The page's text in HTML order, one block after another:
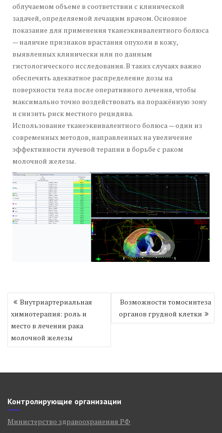
облучаемом объеме в соответствии с клинической
задачей, определяемой лечащим врачом. Основное
показание для применения тканеэквивалентного болюса
— наличие признаков врастания опухоли в кожу,
выявленных клинически или по данным
гистологического исследования. В таких случаях важно
обеспечить адекватное распределение дозы на
поверхности тела после оперативного лечения, чтобы
максимально точно воздействовать на поражённую зону
и снизить риск местного рецидива.
Использование тканеэквивалентного болюса — один из
современных методов, направленных на увеличение
эффективности лучевой терапии в борьбе с раком
молочной железы.
Навигация
записям
Внутриартериальная
химиотерапия: роль и
место в лечении рака
молочной железы
Возможности томосинтеза
органов грудной клетки
Контролирующие организации
Министерство здравоохранения РФ